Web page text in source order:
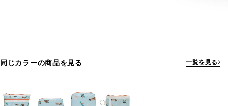
同じカラーの商品を見る 一覧を見る